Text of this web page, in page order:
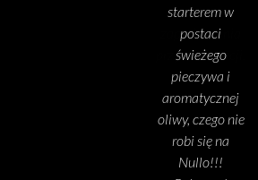
postaci
świeżego
pieczywa i
aromatycznej
oliwy, czego nie
robi się na
Nullo!!!
Polecam!